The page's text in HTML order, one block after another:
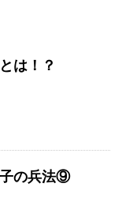
は！？
の兵法⑨